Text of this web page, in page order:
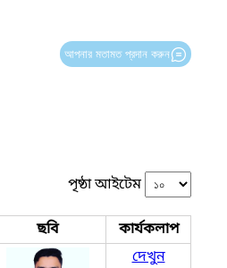
আপনার মতামত প্রদান করুন
পৃষ্ঠা আইটেম
ছবি
কার্যকলাপ
দেখুন